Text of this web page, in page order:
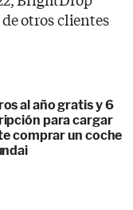
otros clientes
al año gratis y 6
para cargar
comprar un coche